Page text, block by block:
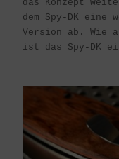
das Konzept
dem Spy-DK
Version ab. Wie
ist das Spy-DK